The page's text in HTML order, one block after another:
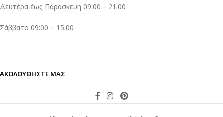
Δευτέρα έως Παρασκευή 09:00 – 21:00
Σάββατο 09:00 – 15:00
ΑΚΟΛΟΥΘΗΣΤΕ ΜΑΣ